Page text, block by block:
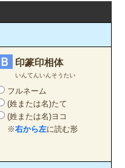
Ｂ 印篆印相体
いんてんいんそうたい
フルネーム
(姓または名)たて
(姓または名)ヨコ
※右から左に読む形